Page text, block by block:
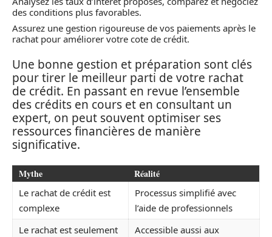
des conditions plus favorables.
Assurez une gestion rigoureuse de vos paiements après le
rachat pour améliorer votre cote de crédit.
Une bonne gestion et préparation sont clés
pour tirer le meilleur parti de votre rachat
de crédit. En passant en revue l’ensemble
des crédits en cours et en consultant un
expert, on peut souvent optimiser ses
ressources financières de manière
significative.
Mythe Réalité
Le rachat de crédit est
complexe
Processus simplifié avec
l’aide de professionnels
Le rachat est seulement
Accessible aussi aux